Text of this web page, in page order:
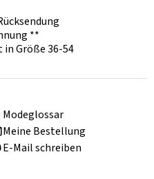
**
Größe 36-54
Modeglossar
Meine Bestellung
E-Mail schreiben